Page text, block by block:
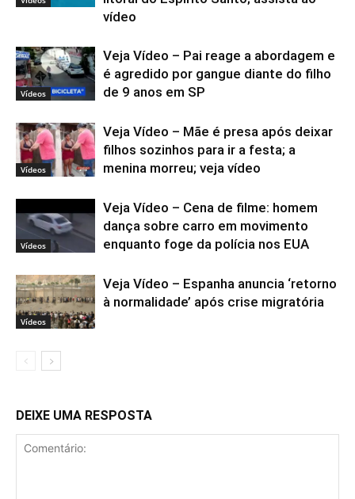
vídeo
Vídeos
Veja Vídeo – Pai reage a abordagem e
é agredido por gangue diante do filho
de 9 anos em SP
Vídeos
Veja Vídeo – Mãe é presa após deixar
filhos sozinhos para ir a festa; a
menina morreu; veja vídeo
Vídeos
Veja Vídeo – Cena de filme: homem
dança sobre carro em movimento
enquanto foge da polícia nos EUA
Vídeos
Veja Vídeo – Espanha anuncia ‘retorno
à normalidade’ após crise migratória
DEIXE UMA RESPOSTA